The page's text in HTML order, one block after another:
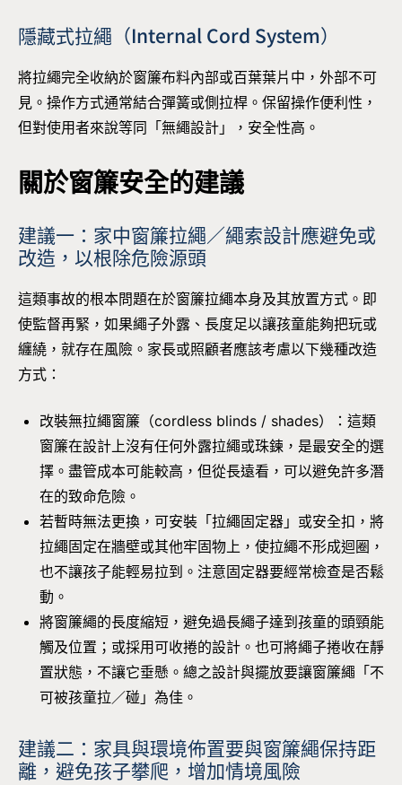
隱藏式拉繩（Internal Cord System）
將拉繩完全收納於窗簾布料內部或百葉葉片中，外部不可
見。操作方式通常結合彈簧或側拉桿。保留操作便利性，
但對使用者來說等同「無繩設計」，安全性高。
關於窗簾安全的建議
建議一：家中窗簾拉繩／繩索設計應避免或
改造，以根除危險源頭
這類事故的根本問題在於窗簾拉繩本身及其放置方式。即
使監督再緊，如果繩子外露、長度足以讓孩童能夠把玩或
纏繞，就存在風險。家長或照顧者應該考慮以下幾種改造
方式：
改裝無拉繩窗簾（cordless blinds / shades）：這類
窗簾在設計上沒有任何外露拉繩或珠鍊，是最安全的選
擇。盡管成本可能較高，但從長遠看，可以避免許多潛
在的致命危險。
若暫時無法更換，可安裝「拉繩固定器」或安全扣，將
拉繩固定在牆壁或其他牢固物上，使拉繩不形成迴圈，
也不讓孩子能輕易拉到。注意固定器要經常檢查是否鬆
動。
將窗簾繩的長度縮短，避免過長繩子達到孩童的頭頸能
觸及位置；或採用可收捲的設計。也可將繩子捲收在靜
置狀態，不讓它垂懸。總之設計與擺放要讓窗簾繩「不
可被孩童拉／碰」為佳。
建議二：家具與環境佈置要與窗簾繩保持距
離，避免孩子攀爬，增加情境風險